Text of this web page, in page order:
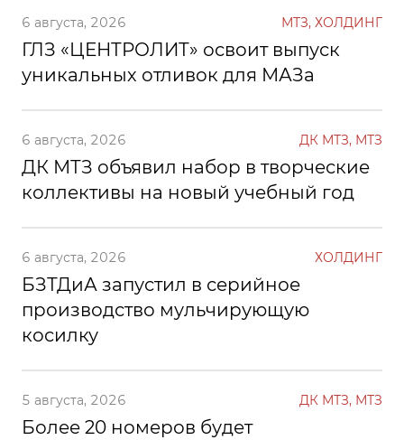
6 августа, 2026 МТЗ, ХОЛДИНГ
ГЛЗ «ЦЕНТРОЛИТ» освоит выпуск
уникальных отливок для МАЗа
6 августа, 2026 ДК МТЗ, МТЗ
ДК МТЗ объявил набор в творческие
коллективы на новый учебный год
6 августа, 2026 ХОЛДИНГ
БЗТДиА запустил в серийное
производство мульчирующую
косилку
5 августа, 2026 ДК МТЗ, МТЗ
Более 20 номеров будет